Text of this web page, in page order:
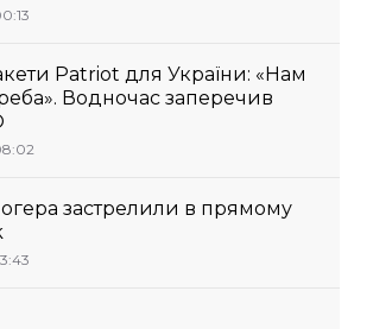
Patriot для України: «Нам
Водночас заперечив
застрелили в прямому